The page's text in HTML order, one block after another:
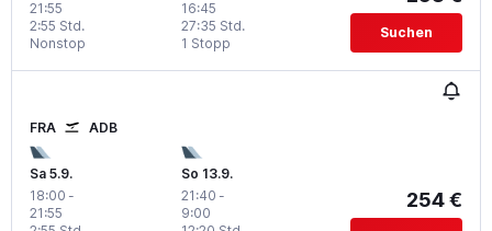
21:55
Nonstop
2:55 Std.
16:45
1 Stopp
27:35 Std. Suchen
FRA ADB
Sa 5.9.
18:00 -
21:55
So 13.9.
21:40 -
9:00
254 €